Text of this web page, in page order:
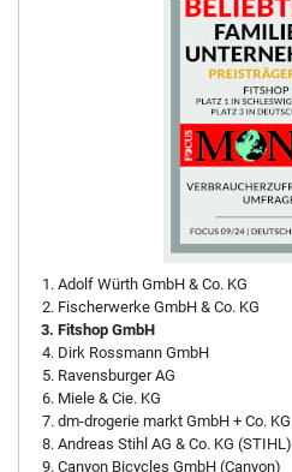
Adolf Würth GmbH & Co. KG
Fischerwerke GmbH & Co. KG
Fitshop GmbH
Dirk Rossmann GmbH
Ravensburger AG
Miele & Cie. KG
dm-drogerie markt GmbH + Co. KG
Andreas Stihl AG & Co. KG (STIHL)
Canyon Bicycles GmbH (Canyon)